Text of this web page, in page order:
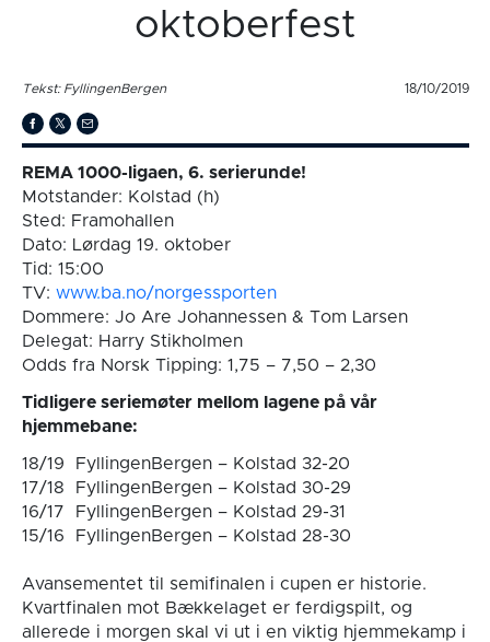
oktoberfest
Tekst: FyllingenBergen 18/10/2019
REMA 1000-ligaen, 6. serierunde!
Motstander: Kolstad (h)
Sted: Framohallen
Dato: Lørdag 19. oktober
Tid: 15:00
TV: www.ba.no/norgessporten
Dommere: Jo Are Johannessen & Tom Larsen
Delegat: Harry Stikholmen
Odds fra Norsk Tipping: 1,75 – 7,50 – 2,30
Tidligere seriemøter mellom lagene på vår
hjemmebane:
18/19 FyllingenBergen – Kolstad 32-20
17/18 FyllingenBergen – Kolstad 30-29
16/17 FyllingenBergen – Kolstad 29-31
15/16 FyllingenBergen – Kolstad 28-30
Avansementet til semifinalen i cupen er historie.
Kvartfinalen mot Bækkelaget er ferdigspilt, og
allerede i morgen skal vi ut i en viktig hjemmekamp i